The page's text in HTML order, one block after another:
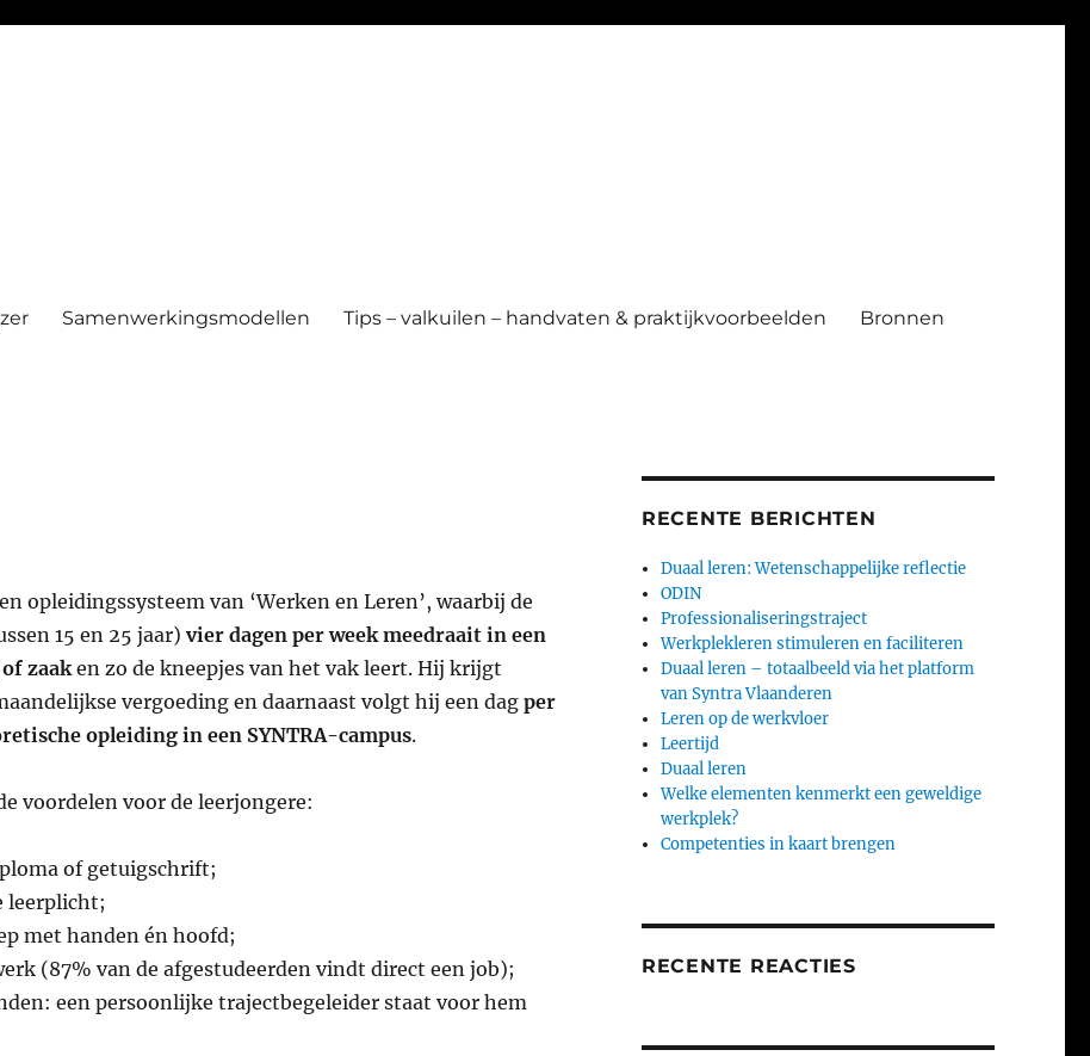
Samenwerkingsmodellen Tips – valkuilen – handvaten & praktijkvoorbeelden Bronnen
opleidingssysteem van ‘Werken en Leren’, waarbij de
15 en 25 jaar) vier dagen per week meedraait in een
zaaken zo de kneepjes van het vak leert. Hij krijgt
vergoeding en daarnaast volgt hij een dagper
opleiding in een SYNTRA-campus.
voordelen voor de leerjongere:
of getuigschrift;
leerplicht;
met handen én hoofd;
(87% van de afgestudeerden vindt direct een job);
een persoonlijke trajectbegeleider staat voor hem
RECENTE BERICHTEN
Duaal leren: Wetenschappelijke reflectie
ODIN
Professionaliseringstraject
Werkplekleren stimuleren en faciliteren
Duaal leren – totaalbeeld via het platform
van Syntra Vlaanderen
Leren op de werkvloer
Leertijd
Duaal leren
Welke elementen kenmerkt een geweldige
werkplek?
Competenties in kaart brengen
RECENTE REACTIES